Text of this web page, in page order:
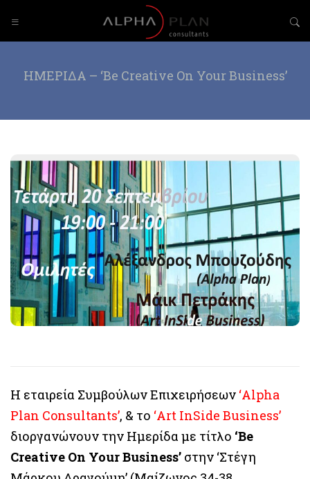
ΗΜΕΡΙΔΑ – ‘Be Creative On Your Business’
Η εταιρεία Συμβούλων Επιχειρήσεων ‘Alpha
Plan Consultants’, & το ‘Art InSide Business’
διοργανώνουν την Ημερίδα με τίτλο ‘Be
Creative On Your Business’ στην ‘Στέγη